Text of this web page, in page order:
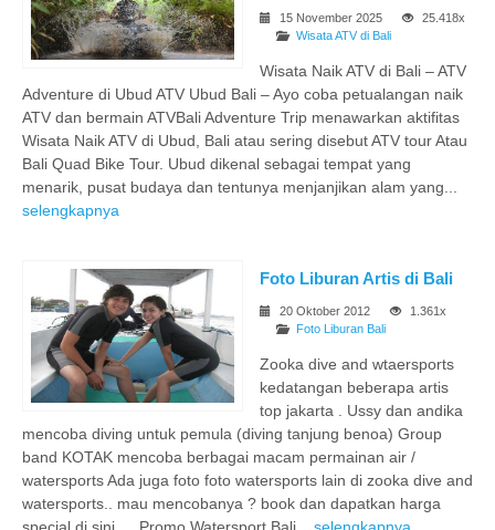
15 November 2025
25.418x
Wisata ATV di Bali
Wisata Naik ATV di Bali – ATV
Adventure di Ubud ATV Ubud Bali – Ayo coba petualangan naik
ATV dan bermain ATVBali Adventure Trip menawarkan aktifitas
Wisata Naik ATV di Ubud, Bali atau sering disebut ATV tour Atau
Bali Quad Bike Tour. Ubud dikenal sebagai tempat yang
menarik, pusat budaya dan tentunya menjanjikan alam yang...
selengkapnya
Foto Liburan Artis di Bali
20 Oktober 2012
1.361x
Foto Liburan Bali
Zooka dive and wtaersports
kedatangan beberapa artis
top jakarta . Ussy dan andika
mencoba diving untuk pemula (diving tanjung benoa) Group
band KOTAK mencoba berbagai macam permainan air /
watersports Ada juga foto foto watersports lain di zooka dive and
watersports.. mau mencobanya ? book dan dapatkan harga
special di sini … Promo Watersport Bali... selengkapnya